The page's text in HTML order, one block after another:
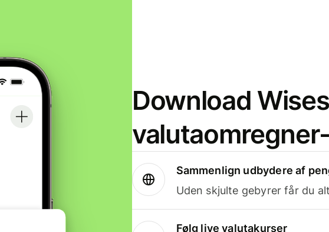
Download
Sammenlign udbydere af
Uden skjulte gebyrer får du
Følg live valutakurser